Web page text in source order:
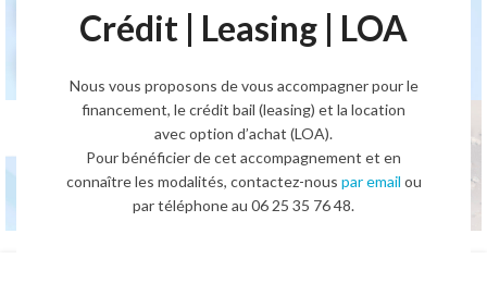
Crédit | Leasing | LOA
Nous vous proposons de vous accompagner pour le
financement, le crédit bail (leasing) et la location
avec option d’achat (LOA).
Pour bénéficier de cet accompagnement et en
connaître les modalités, contactez-nous par email ou
par téléphone au 06 25 35 76 48.
Voir la vidéo